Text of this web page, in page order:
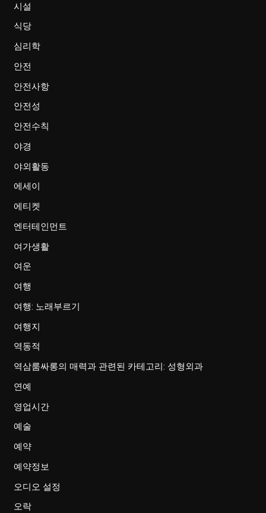
시설
식당
심리학
안전
안전사항
안전성
안전수칙
야경
야외활동
에세이
에티켓
엔터테인먼트
여가생활
여운
여행
여행: 노래부르기
여행지
역동적
역삼룸싸롱의 매력과 관련된 카테고리: 성형외과
연예
영업시간
예술
예약
예약정보
오디오 설정
오락